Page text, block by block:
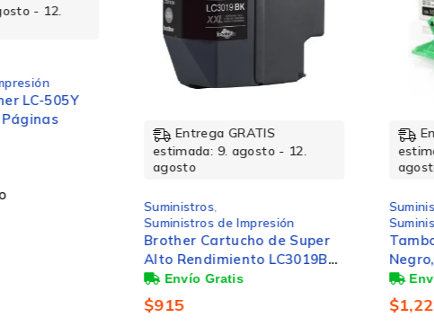
Características
Colour toner page yield
Color del producto
estimada: 9. agosto - 12.
Suministros de Impresión
Brother Cartucho de Super
Alto Rendimiento LC3019BK
Negro, 3000 Páginas
estimada: 9. agosto - 12.
Suministros de Impresión
Tambor Brother DR-1060
Negro, 10.000 Páginas